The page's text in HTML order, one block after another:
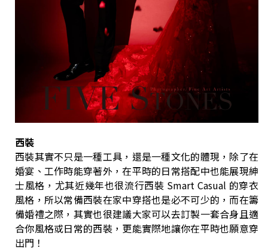
西裝
西裝其實不只是一種工具，還是一種文化的體現，除了在
婚宴、工作時能穿著外，在平時的日常搭配中也能展現紳
士風格，尤其近幾年也很流行西裝 Smart Casual 的穿衣
風格，所以常備西裝在家中穿搭也是必不可少的，而在籌
備婚禮之際，其實也很建議大家可以去訂製一套合身且適
合你風格或日常的西裝，更能實際地讓你在平時也願意穿
出門！